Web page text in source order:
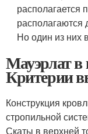
располагается
располагаются
Но один из них
Мауэрлат в
Критерии
Конструкция
стропильной
Скаты в верхней